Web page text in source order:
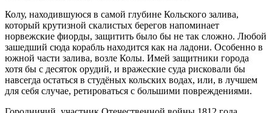
Колу, находившуюся в самой глубине Кольского залива,
который крутизной скалистых берегов напоминает
норвежские фиорды, защитить было бы не так сложно. Любой
зашедший сюда корабль находится как на ладони. Особенно в
южной части залива, возле Колы. Имей защитники города
хотя бы с десяток орудий, и вражеские суда рисковали бы
навсегда остаться в студёных кольских водах, или, в лучшем
для себя случае, ретироваться с большими повреждениями.